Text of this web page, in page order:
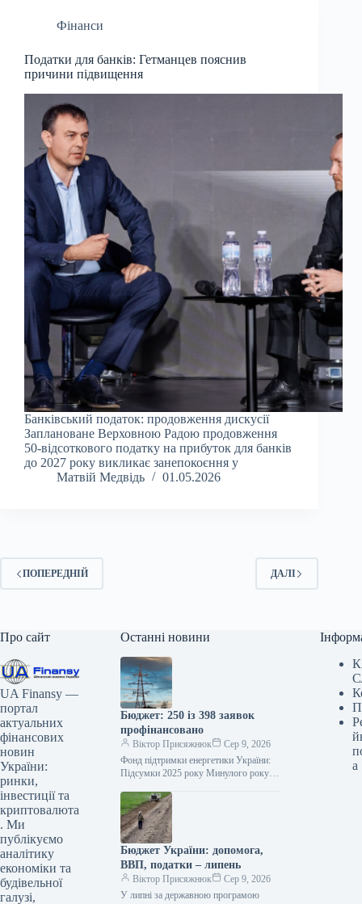
Фінанси
Податки для банків: Гетманцев пояснив
причини підвищення
Банківський податок: продовження дискусії
Заплановане Верховною Радою продовження
50-відсоткового податку на прибуток для банків
до 2027 року викликає занепокоєння у
Матвій Медвідь
01.05.2026
ПОПЕРЕДНІЙ ДАЛІ
Про сайт
UA Finansy —
портал
актуальних
фінансових
новин
України:
ринки,
інвестиції та
криптовалюта
. Ми
публікуємо
аналітику
економіки та
будівельної
галузі,
Останні новини
Бюджет: 250 із 398 заявок
профінансовано
Віктор Присяжнюк
Сер 9, 2026
Фонд підтримки енергетики України:
Підсумки 2025 року Минулого року
України** успішно профінансував
значну частину запитів, схвалених
**Міністерством…
Бюджет України: допомога,
ВВП, податки – липень
Віктор Присяжнюк
Сер 9, 2026
У липні за державною програмою
а